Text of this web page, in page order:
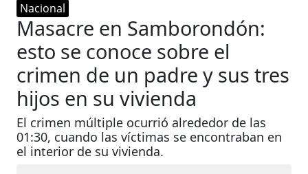
Nacional
Masacre en Samborondón:
esto se conoce sobre el
crimen de un padre y sus tres
hijos en su vivienda
El crimen múltiple ocurrió alrededor de las
01:30, cuando las víctimas se encontraban en
el interior de su vivienda.